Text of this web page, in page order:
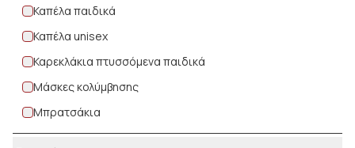
Καπέλα παιδικά
Καπέλα unisex
Καρεκλάκια πτυσσόμενα παιδικά
Μάσκες κολύμβησης
Μπρατσάκια
Πετσέτες θαλάσσης